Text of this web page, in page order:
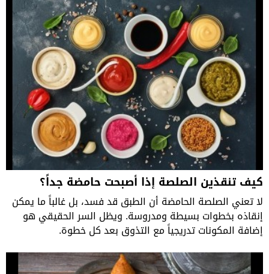
كيف تنقذين الصلصة إذا أصبحت حامضة جداً؟
لا تعني الصلصة الحامضة أن الطبق قد فسد، بل غالباً ما يمكن
إنقاذه بخطوات بسيطة ومدروسة. ويظل السر الحقيقي هو
إضافة المكونات تدريجياً مع التذوق بعد كل خطوة.